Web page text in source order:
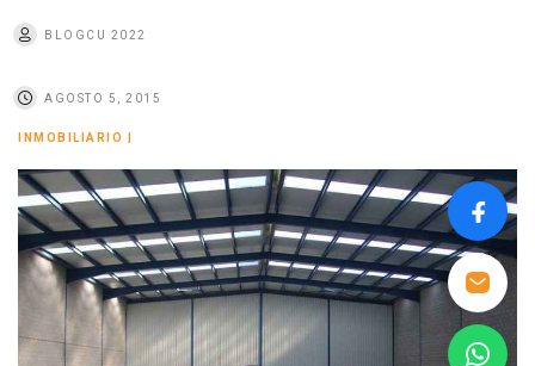
BLOGCU 2022
AGOSTO 5, 2015
INMOBILIARIO